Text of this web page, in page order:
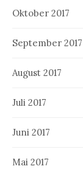
Oktober 2017
September 2017
August 2017
Juli 2017
Juni 2017
Mai 2017